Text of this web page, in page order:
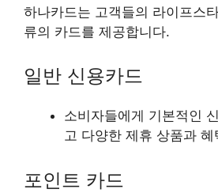
하나카드는 고객들의 라이프스
류의 카드를 제공합니다.
일반 신용카드
소비자들에게 기본적인
고 다양한 제휴 상품과
포인트 카드